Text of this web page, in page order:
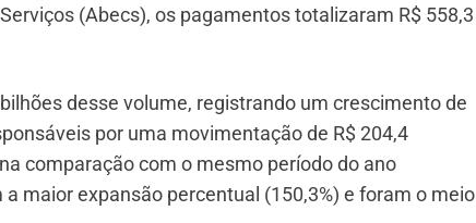
(Abecs), os pagamentos totalizaram R$ 558,3
desse volume, registrando um crescimento de
por uma movimentação de R$ 204,4
comparação com o mesmo período do ano
maior expansão percentual (150,3%) e foram o meio